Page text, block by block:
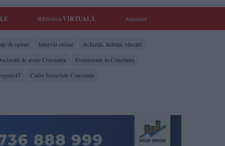
BibliotecaVIRTUALĂ Anunturi
de opinie Interviu online
Achiziții, licitații, vânzări
de avere Constanta
Evenimente in Constanta
Cadre Securitate Constanta